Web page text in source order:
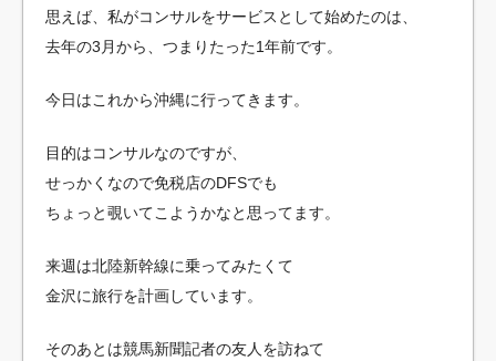
思えば、私がコンサルをサービスとして始めたのは、
去年の3月から、つまりたった1年前です。
今日はこれから沖縄に行ってきます。
目的はコンサルなのですが、
せっかくなので免税店のDFSでも
ちょっと覗いてこようかなと思ってます。
来週は北陸新幹線に乗ってみたくて
金沢に旅行を計画しています。
そのあとは競馬新聞記者の友人を訪ねて